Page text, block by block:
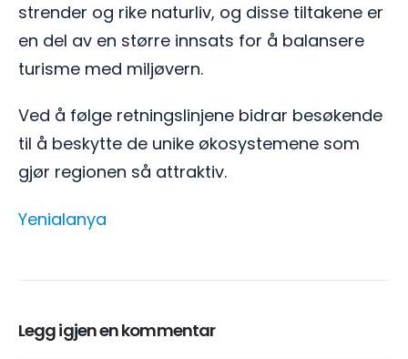
strender og rike naturliv, og disse tiltakene er
en del av en større innsats for å balansere
turisme med miljøvern.
Ved å følge retningslinjene bidrar besøkende
til å beskytte de unike økosystemene som
gjør regionen så attraktiv.
Yenialanya
Legg igjen en kommentar